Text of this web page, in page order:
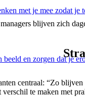
met je mee zodat je
en zorgen dat je
blijven zich
centraal: “Zo
te maken met